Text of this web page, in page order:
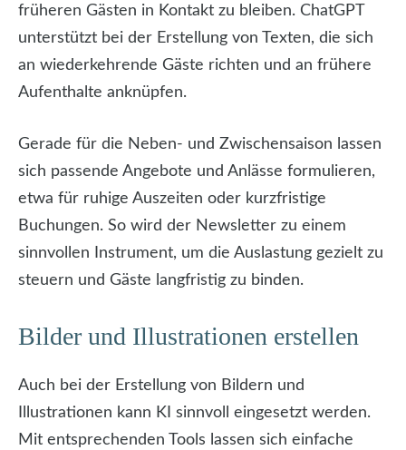
früheren Gästen in Kontakt zu bleiben. ChatGPT
unterstützt bei der Erstellung von Texten, die sich
an wiederkehrende Gäste richten und an frühere
Aufenthalte anknüpfen.
Gerade für die Neben- und Zwischensaison lassen
sich passende Angebote und Anlässe formulieren,
etwa für ruhige Auszeiten oder kurzfristige
Buchungen. So wird der Newsletter zu einem
sinnvollen Instrument, um die Auslastung gezielt zu
steuern und Gäste langfristig zu binden.
Bilder und Illustrationen erstellen
Auch bei der Erstellung von Bildern und
Illustrationen kann KI sinnvoll eingesetzt werden.
Mit entsprechenden Tools lassen sich einfache